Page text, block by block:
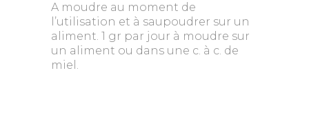
A moudre au moment de
l’utilisation et à saupoudrer sur un
aliment. 1 gr par jour à moudre sur
un aliment ou dans une c. à c. de
miel.